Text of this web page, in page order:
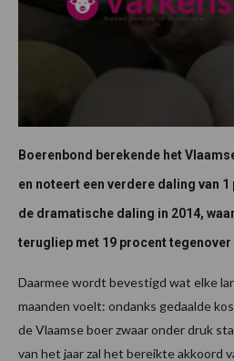
Boerenbond berekende het
en noteert een verdere daling van
de dramatische daling in 2014,
terugliep met 19 procent tegenover
Daarmee wordt bevestigd wat elke
maanden voelt: ondanks gedaalde
de Vlaamse boer zwaar onder druk
van het jaar zal het bereikte akkoord